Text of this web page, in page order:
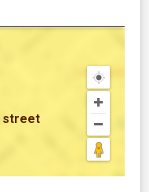
street